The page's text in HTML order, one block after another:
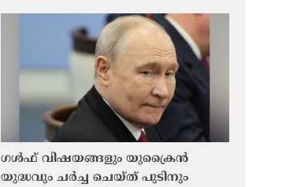
ഗൾഫ് വിഷയങ്ങളും യുക്രൈൻ
യുദ്ധവും ചർച്ച ചെയ്ത് പുടിനും